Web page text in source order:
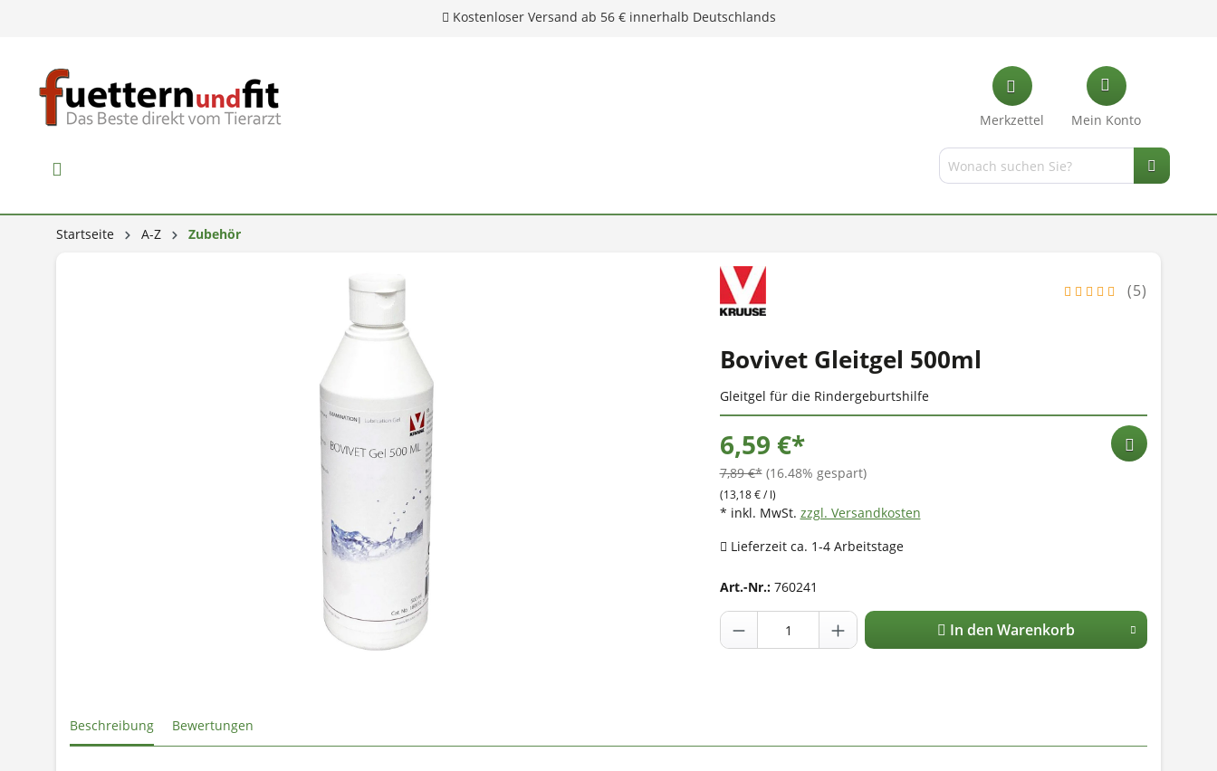
Kostenloser Versand ab 56 € innerhalb Deutschlands
Merkzettel Mein Konto
Startseite A-Z Zubehör
(5)
Bovivet Gleitgel 500ml
Gleitgel für die Rindergeburtshilfe
6,59 €*
7,89 €* (16.48% gespart)
(13,18 € / l)
* inkl. MwSt. zzgl. Versandkosten
Lieferzeit ca. 1-4 Arbeitstage
Art.-Nr.: 760241
In den Warenkorb
Beschreibung Bewertungen